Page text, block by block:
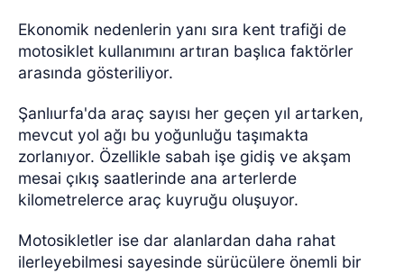
Ekonomik nedenlerin yanı sıra kent trafiği de
motosiklet kullanımını artıran başlıca faktörler
arasında gösteriliyor.
Şanlıurfa'da araç sayısı her geçen yıl artarken,
mevcut yol ağı bu yoğunluğu taşımakta
zorlanıyor. Özellikle sabah işe gidiş ve akşam
mesai çıkış saatlerinde ana arterlerde
kilometrelerce araç kuyruğu oluşuyor.
Motosikletler ise dar alanlardan daha rahat
ilerleyebilmesi sayesinde sürücülere önemli bir